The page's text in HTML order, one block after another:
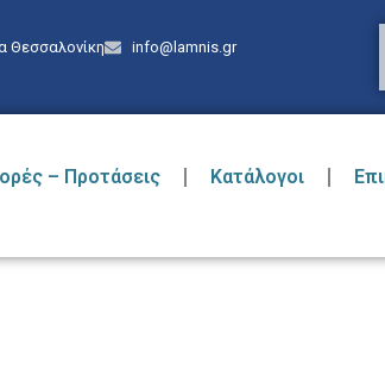
Θεσσαλονίκη info@lamnis.gr
– Προτάσεις Κατάλογοι